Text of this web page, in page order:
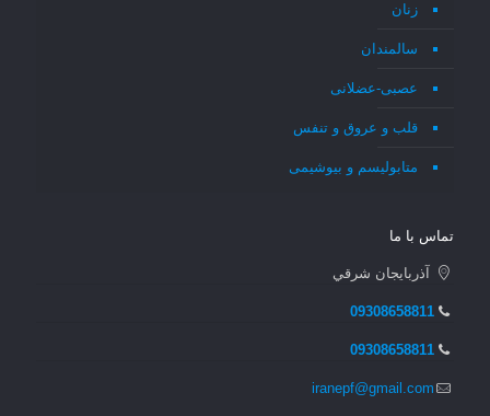
زنان
سالمندان
عصبی-عضلانی
قلب و عروق و تنفس
متابولیسم و بیوشیمی
تماس با ما
آذربايجان شرقي
09308658811
09308658811
iranepf@gmail.com